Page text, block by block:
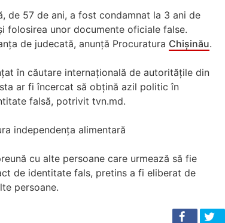
de 57 de ani, a fost condamnat la 3 ani de
folosirea unor documente oficiale false.
de judecată, anunță Procuratura Chișinău.
în căutare internațională de autoritățile din
ar fi încercat să obțină azil politic în
falsă, potrivit tvn.md.
independența alimentară
cu alte persoane care urmează să fie
de identitate fals, pretins a fi eliberat de
persoane.